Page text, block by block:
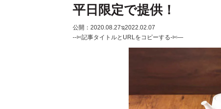
平日限定で提供！
公開：2020.08.27ಇ2022.02.07
--✄記事タイトルとURLをコピーする-✄—